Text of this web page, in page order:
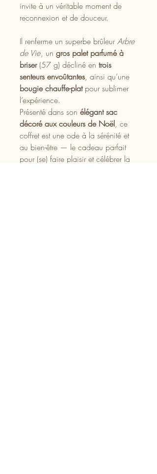
invite à un véritable moment de
reconnexion et de douceur.
Il renferme un superbe brûleurArbre
de Vie, un gros palet parfumé à
briser(57 g) décliné en trois
senteurs envoûtantes, ainsi qu’une
bougie chauffe-platpour sublimer
l’expérience.
Présenté dans son élégant sac
décoré aux couleurs de Noël, ce
coffret est une ode à la sérénité et
au bien-être — le cadeau parfait
pour (se) faire plaisir et célébrer la